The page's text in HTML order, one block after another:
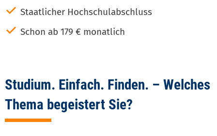
✓ Staatlicher Hochschulabschluss
✓ Schon ab 179 € monatlich
Studium. Einfach. Finden. – Welches
Thema begeistert Sie?